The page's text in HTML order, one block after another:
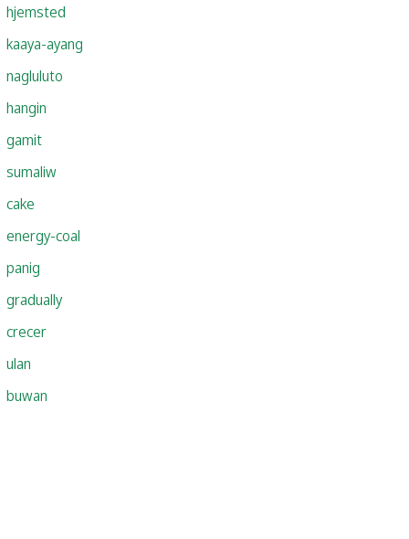
hjemsted
kaaya-ayang
nagluluto
hangin
gamit
sumaliw
cake
energy-coal
panig
gradually
crecer
ulan
buwan